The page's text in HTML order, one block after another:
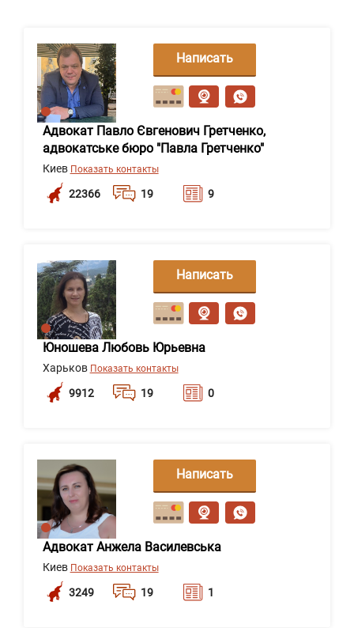
Адвокат Павло Євгенович Гретченко,
адвокатське бюро "Павла Гретченко"
Киев Показать контакты
22366 19 9
Написать
сообщение
Юношева Любовь Юрьевна
Харьков Показать контакты
9912 19 0
Написать
сообщение
Адвокат Анжела Василевська
Киев Показать контакты
3249 19 1
Написать
сообщение